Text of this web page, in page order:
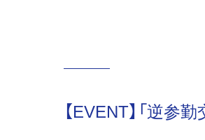
【EVENT】「逆参